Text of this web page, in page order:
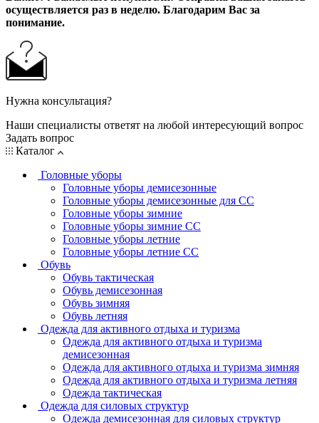
осуществляется раз в неделю. Благодарим Вас за
понимание.
Нужна консультация?
Наши специалисты ответят на любой интересующий вопрос
Задать вопрос
Каталог
Головные уборы
Головные уборы демисезонные
Головные уборы демисезонные для СС
Головные уборы зимние
Головные уборы зимние СС
Головные уборы летние
Головные уборы летние СС
Обувь
Обувь тактическая
Обувь демисезонная
Обувь зимняя
Обувь летняя
Одежда для активного отдыха и туризма
Одежда для активного отдыха и туризма
демисезонная
Одежда для активного отдыха и туризма зимняя
Одежда для активного отдыха и туризма летняя
Одежда тактическая
Одежда для силовых структур
Одежда демисезонная для силовых структур